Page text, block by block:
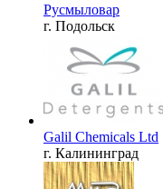
Русмыловар
г. Подольск
Galil Chemicals Ltd
г. Калининград